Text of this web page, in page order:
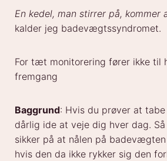
En kedel, man stirrer på, kommer
kalder jeg badevægtssyndromet.
For tæt monitorering fører ikke til
fremgang
Baggrund: Hvis du prøver at
dårlig ide at veje dig hver dag.
sikker på at nålen på
hvis den da ikke rykker sig den